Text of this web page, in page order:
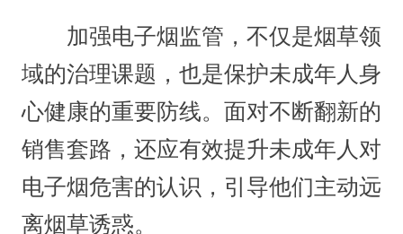
加强电子烟监管，不仅是烟草领
域的治理课题，也是保护未成年人身
心健康的重要防线。面对不断翻新的
销售套路，还应有效提升未成年人对
电子烟危害的认识，引导他们主动远
离烟草诱惑。